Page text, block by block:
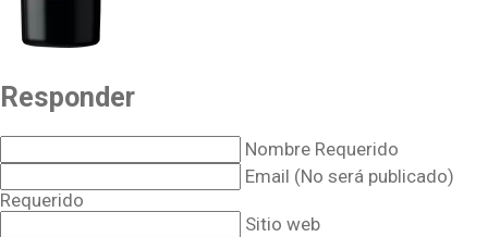
Responder
Nombre Requerido
Email (No será publicado)
Requerido
Sitio web